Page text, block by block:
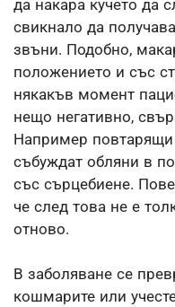
да накара кучето да
свикнало да
звъни. Подобно,
положението и със
някакъв момент
нещо негативно,
Например
събуждат обляни в
със сърцебиене.
че след това не е
отново.
В заболяване се
кошмарите или